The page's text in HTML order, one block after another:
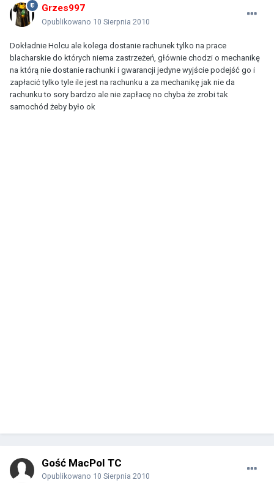
Grzes997
Opublikowano 10 Sierpnia 2010
Dokładnie Holcu ale kolega dostanie rachunek tylko na prace
blacharskie do których niema zastrzeżeń, głównie chodzi o mechanikę
na którą nie dostanie rachunki i gwarancji jedyne wyjście podejść go i
zapłacić tylko tyle ile jest na rachunku a za mechanikę jak nie da
rachunku to sory bardzo ale nie zapłacę no chyba że zrobi tak
samochód żeby było ok
Gość MacPol TC
Opublikowano 10 Sierpnia 2010